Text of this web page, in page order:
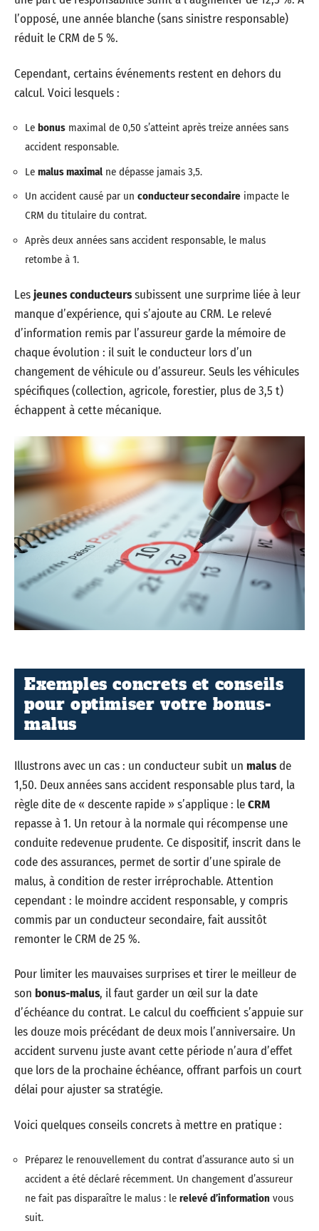
l’opposé, une année blanche (sans sinistre responsable)
réduit le CRM de 5 %.
Cependant, certains événements restent en dehors du
calcul. Voici lesquels :
Le bonus maximal de 0,50 s’atteint après treize années sans
accident responsable.
Le malus maximal ne dépasse jamais 3,5.
Un accident causé par un conducteur secondaire impacte le
CRM du titulaire du contrat.
Après deux années sans accident responsable, le malus
retombe à 1.
Lesjeunes conducteurssubissent une surprime liée à leur
manque d’expérience, qui s’ajoute au CRM. Le relevé
d’information remis par l’assureur garde la mémoire de
chaque évolution : il suit le conducteur lors d’un
changement de véhicule ou d’assureur. Seuls les véhicules
spécifiques (collection, agricole, forestier, plus de 3,5 t)
échappent à cette mécanique.
Exemples concrets et conseils
pour optimiser votre bonus-
malus
Illustrons avec un cas : un conducteur subit un malusde
1,50. Deux années sans accident responsable plus tard, la
règle dite de « descente rapide » s’applique : leCRM
repasse à 1. Un retour à la normale qui récompense une
conduite redevenue prudente. Ce dispositif, inscrit dans le
code des assurances, permet de sortir d’une spirale de
malus, à condition de rester irréprochable. Attention
cependant : le moindre accident responsable, y compris
commis par un conducteur secondaire, fait aussitôt
remonter le CRM de 25 %.
Pour limiter les mauvaises surprises et tirer le meilleur de
son bonus-malus, il faut garder un œil sur la date
d’échéance du contrat. Le calcul du coefficient s’appuie sur
les douze mois précédant de deux mois l’anniversaire. Un
accident survenu juste avant cette période n’aura d’effet
que lors de la prochaine échéance, offrant parfois un court
délai pour ajuster sa stratégie.
Voici quelques conseils concrets à mettre en pratique :
Préparez le renouvellement du contrat d’assurance auto si un
accident a été déclaré récemment. Un changement d’assureur
ne fait pas disparaître le malus : le relevé d’information vous
suit.